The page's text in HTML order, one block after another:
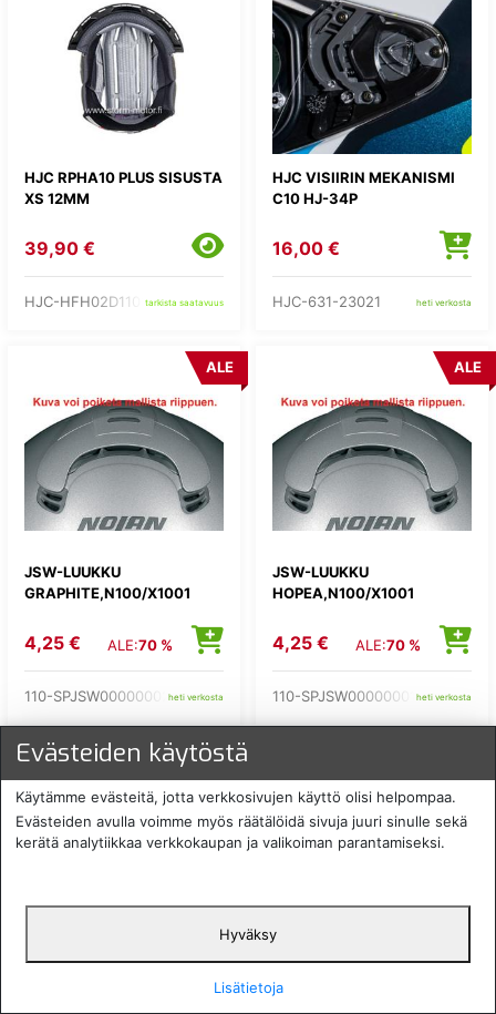
HJC RPHA10 PLUS SISUSTA
XS 12MM
39,90 €
HJC-HFH02D11012tarkista saatavuus
HJC VISIIRIN MEKANISMI
C10 HJ-34P
16,00 €
HJC-631-23021 heti verkosta
JSW-LUUKKU
GRAPHITE,N100/X1001
ALE
4,25 € ALE:70 %
110-SPJSW00000002heti verkosta
JSW-LUUKKU
HOPEA,N100/X1001
ALE
4,25 € ALE:70 %
110-SPJSW00000001 heti verkosta
JSW-LUUKKU, ATL. BLUE,
ALE
JSW-LUUKKU, FLAT BLUE,
N102
Evästeiden käytöstä
Käytämme evästeitä, jotta verkkosivujen käyttö olisi helpompaa.
Evästeiden avulla voimme myös räätälöidä sivuja juuri sinulle sekä
kerätä analytiikkaa verkkokaupan ja valikoiman parantamiseksi.
Hyväksy
Lisätietoja